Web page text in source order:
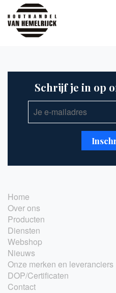
Schrijf je in op
Home
Over ons
Producten
Diensten
Webshop
Nieuws
Onze merken en leveranciers
DOP/Certificaten
Contact